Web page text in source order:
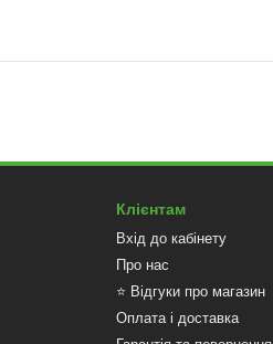
Клієнтам
Вхід до кабінету
Про нас
⭐ Відгуки про магазин
Оплата і доставка